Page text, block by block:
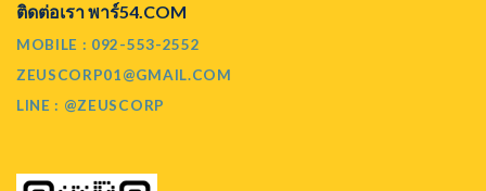
ติดต่อเรา พาร์54.COM
MOBILE : 092-553-2552
ZEUSCORP01@GMAIL.COM
LINE : @ZEUSCORP